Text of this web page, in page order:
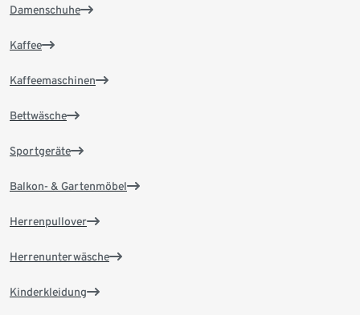
Damenschuhe
Kaffee
Kaffeemaschinen
Bettwäsche
Sportgeräte
Balkon- & Gartenmöbel
Herrenpullover
Herrenunterwäsche
Kinderkleidung